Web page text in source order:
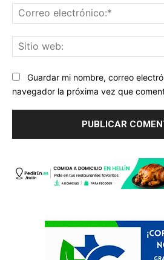
Guardar mi nombre, correo
navegador la próxima vez que